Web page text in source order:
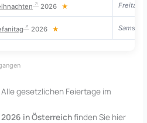
2026 ★ Freitag
2026 ★ Samstag
gesetzlichen Feiertage im
in Österreichfinden Sie hier